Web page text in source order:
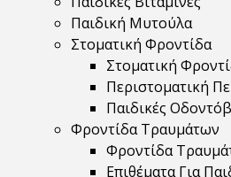
Παιδική Μυτούλα
Στοματική Φροντίδα
Στοματική
Περιστοματική
Παιδικές
Φροντίδα Τραυμάτων
Φροντίδα
Επιθέματα Για